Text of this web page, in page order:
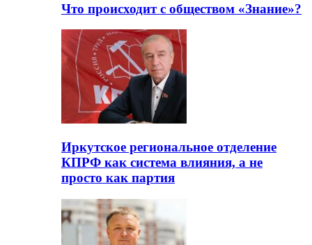
Что происходит с обществом «Знание»?
Иркутское региональное отделение
КПРФ как система влияния, а не
просто как партия